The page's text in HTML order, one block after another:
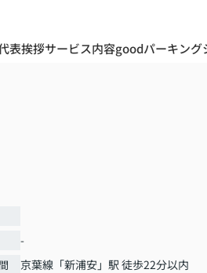
表挨拶サービス内容goodパーキング
-
京葉線 「新浦安」駅 徒歩22分以内